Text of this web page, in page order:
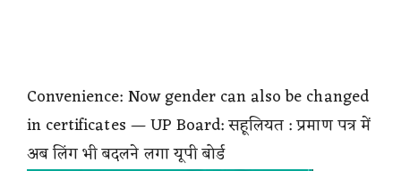
Convenience: Now gender can also be changed
in certificates — UP Board: सहूलियत : प्रमाण पत्र में
अब लिंग भी बदलने लगा यूपी बोर्ड